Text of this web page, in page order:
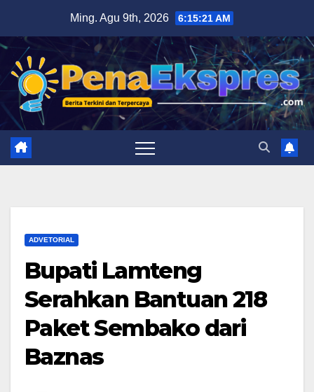
content
Ming. Agu 9th, 2026 6:15:22 AM
ADVETORIAL
Bupati Lamteng
Serahkan Bantuan 218
Paket Sembako dari
Baznas